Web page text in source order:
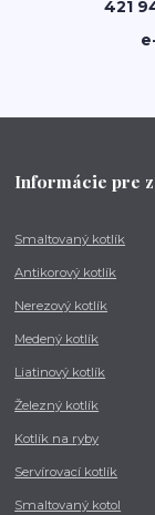
421
Informácie pre
Smaltovaný kotlík
Antikorový kotlík
Nerezový kotlík
Medený kotlík
Liatinový kotlík
Železný kotlík
Kotlík na ryby
Servírovací kotlík
Smaltovaný kotol